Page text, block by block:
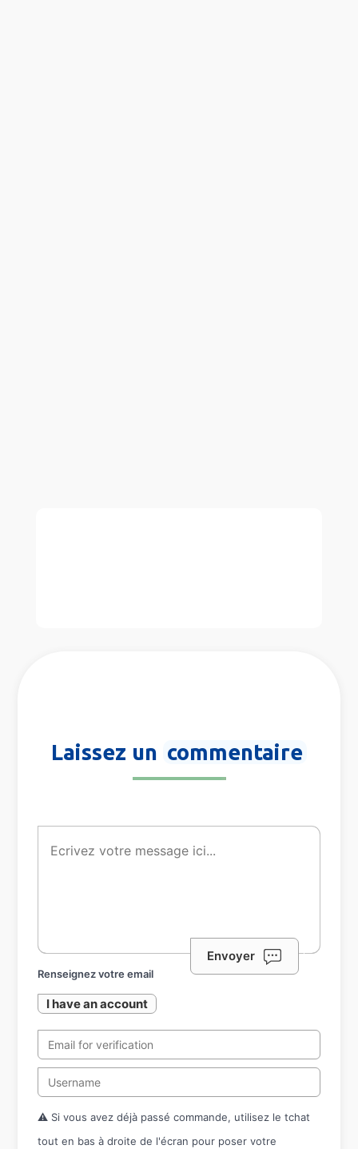
Laissez un commentaire
Envoyer
Renseignez votre email
I have an account
⚠️ Si vous avez déjà passé commande, utilisez le tchat
tout en bas à droite de l'écran pour poser votre